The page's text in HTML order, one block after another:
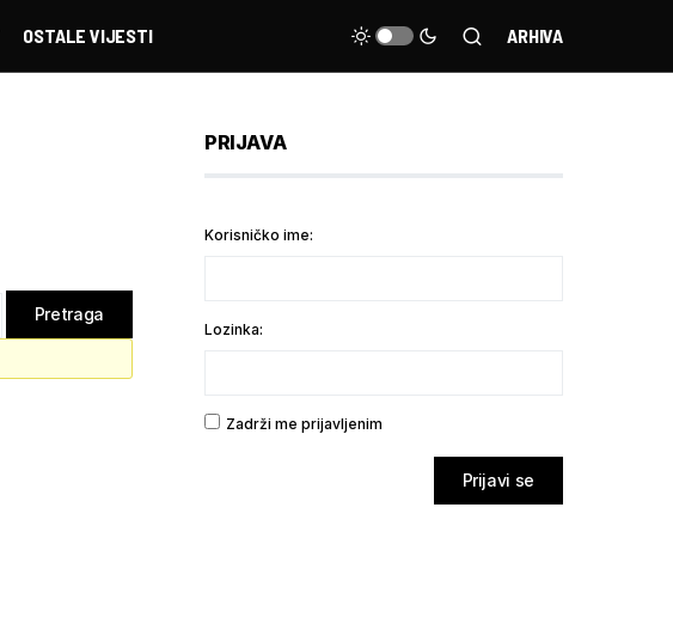
OSTALE VIJESTI ARHIVA
PRIJAVA
Korisničko ime:
Lozinka:
Zadrži me prijavljenim
Prijavi se